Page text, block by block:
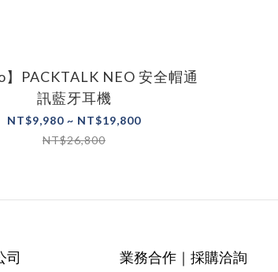
】PACKTALK NEO 安全帽通
訊藍牙耳機
NT$9,980 ~ NT$19,800
NT$26,800
司 業務合作｜採購洽詢